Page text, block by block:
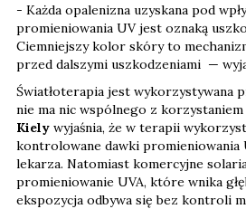
- Każda opalenizna uzyskana pod
promieniowania UV jest oznaką
Ciemniejszy kolor skóry to
przed dalszymi uszkodzeniami —
Światłoterapia jest wykorzystywana
nie ma nic wspólnego z
Kiely wyjaśnia, że w terapii
kontrolowane dawki promieniowania
lekarza. Natomiast komercyjne
promieniowanie UVA, które wnika
ekspozycja odbywa się bez kontroli